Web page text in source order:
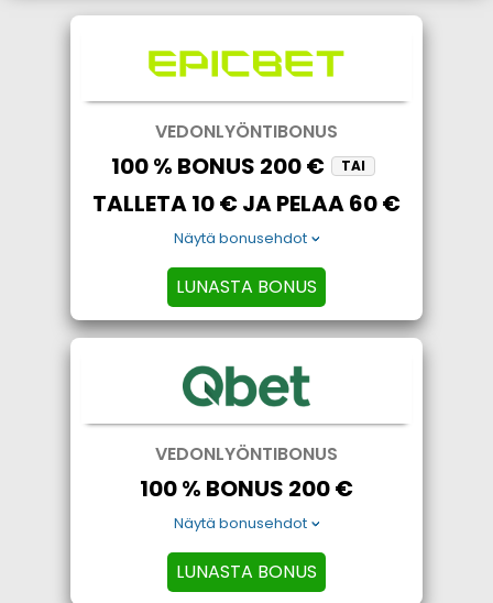
VEDONLYÖNTIBONUS
100 % BONUS 200 € TAI
TALLETA 10 € JA PELAA 60 €
Näytä bonusehdot
LUNASTA BONUS
VEDONLYÖNTIBONUS
100 % BONUS 200 €
Näytä bonusehdot
LUNASTA BONUS